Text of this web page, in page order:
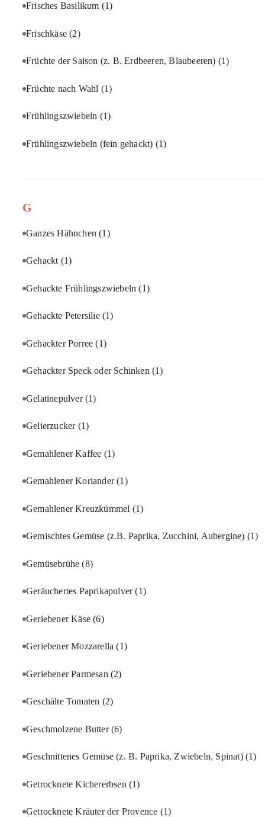
Frisches Basilikum (1)
Frischkäse(2)
Früchte der Saison (z. B. Erdbeeren, Blaubeeren) (1)
Früchte nach Wahl (1)
Frühlingszwiebeln (1)
Frühlingszwiebeln (fein gehackt) (1)
G
Ganzes Hähnchen(1)
Gehackt (1)
Gehackte Frühlingszwiebeln(1)
Gehackte Petersilie (1)
Gehackter Porree(1)
Gehackter Speck oder Schinken (1)
Gelatinepulver(1)
Gelierzucker (1)
Gemahlener Kaffee (1)
Gemahlener Koriander(1)
Gemahlener Kreuzkümmel (1)
Gemischtes Gemüse (z.B. Paprika, Zucchini, Aubergine) (1)
Gemüsebrühe(8)
Geräuchertes Paprikapulver(1)
Geriebener Käse(6)
Geriebener Mozzarella(1)
Geriebener Parmesan (2)
Geschälte Tomaten (2)
Geschmolzene Butter(6)
Geschnittenes Gemüse (z. B. Paprika, Zwiebeln, Spinat)(1)
Getrocknete Kichererbsen (1)
Getrocknete Kräuter der Provence (1)